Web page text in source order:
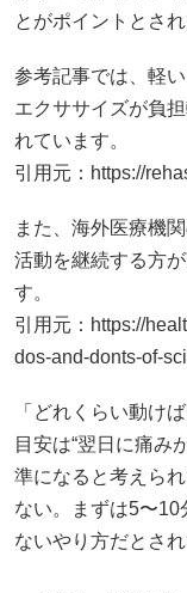
とがポイントとされ
参考記事では、軽
エクササイズが負
れています。
引用元： https://
また、海外医療機
活動を継続する方
す。
引用元： https://
dos-and-donts-of-
「どれくらい動け
目安は“翌日に痛み
準になると考えら
ない。まずは5〜
ないやり方だとされ